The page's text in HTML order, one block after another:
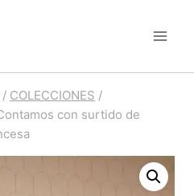
/ COLECCIONES /
con surtido de